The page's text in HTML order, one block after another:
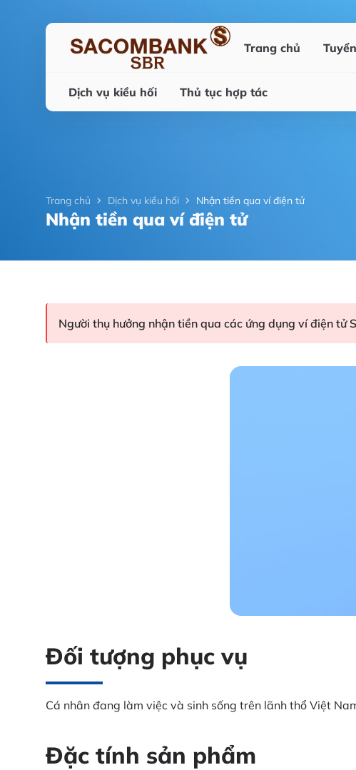
Trang chủ
Dịch vụ kiều hối Thủ tục hợp tác
Trang chủ Dịch vụ kiều hối Nhận tiền qua ví điện tử
Nhận tiền qua ví điện tử
Người thụ hưởng nhận tiền qua các ứng dụng ví điện tử
Đối tượng phục vụ
Cá nhân đang làm việc và sinh sống trên lãnh thổ Việt
Đặc tính sản phẩm